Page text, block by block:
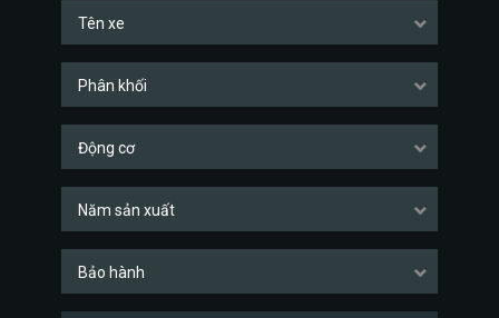
Tên xe
Phân khối
Động cơ
Năm sản xuất
Bảo hành